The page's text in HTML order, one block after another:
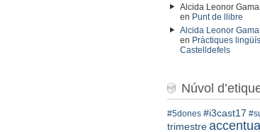
Alcida Leonor
en Punt de llibre
Alcida Leonor
en Pràctiques
Castelldefels
Núvol
#5dones #i3cast17
trimestre